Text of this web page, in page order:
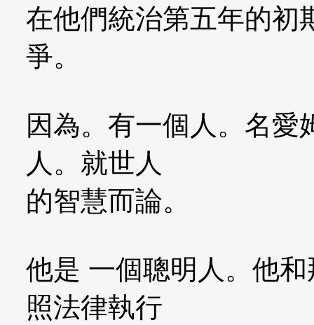
在他們統治第五年的初
爭。
因為。有一個人。名愛
人。就世人
的智慧而論。
他是 一個聰明人。他
照法律執行